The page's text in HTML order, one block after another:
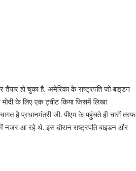
हो चुका है. अमेरिका के राष्ट्रपति जो बाइडन
के लिए एक ट्वीट किया जिसमें लिखा
प्रधानमंत्री जी. पीएम के पहुंचते ही चारों तरफ
नजर आ रहे थे. इस दौरान राष्ट्रपति बाइडन और